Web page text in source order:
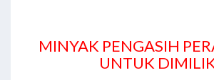
MINYAK PENGASIH
UNTUK